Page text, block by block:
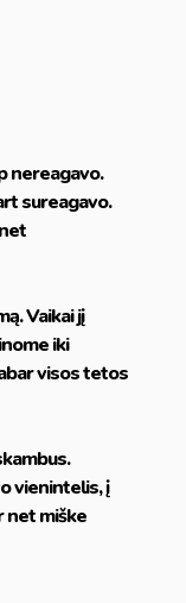
nereagavo.
sureagavo.
Vaikai jį
iki
visos tetos
vienintelis, į
net miške